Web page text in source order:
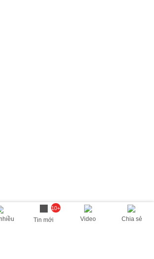
10+
Tin mới Video Chia sẻ